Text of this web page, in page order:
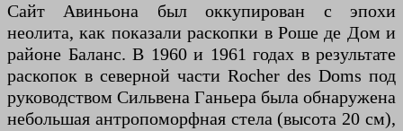
Сайт Авиньона был оккупирован с эпохи
неолита, как показали раскопки в Роше де Дом и
районе Баланс. В 1960 и 1961 годах в результате
раскопок в северной части Rocher des Doms под
руководством Сильвена Ганьера была обнаружена
небольшая антропоморфная стела (высота 20 см),